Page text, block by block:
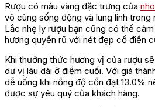
Rượu có màu vàng đặc trưng của
vô cùng sống động và lung linh
Lắc nhẹ ly rượu bạn cũng có thể
hương quyến rũ với nét đẹp cổ điển
Khi thưởng thức hương vị của rượu
dư vị lâu dài ở điểm cuối. Với giá
dễ uống khi nồng độ cồn đạt 13.0%
được sự yêu quý của khách hàng.